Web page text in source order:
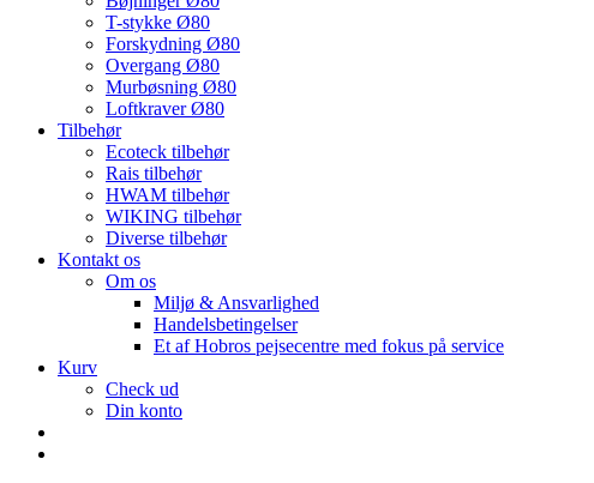
T-stykke Ø80
Forskydning Ø80
Overgang Ø80
Murbøsning Ø80
Loftkraver Ø80
Tilbehør
Ecoteck tilbehør
Rais tilbehør
HWAM tilbehør
WIKING tilbehør
Diverse tilbehør
Kontakt os
Om os
Miljø & Ansvarlighed
Handelsbetingelser
Et af Hobros pejsecentre med fokus på service
Kurv
Check ud
Din konto